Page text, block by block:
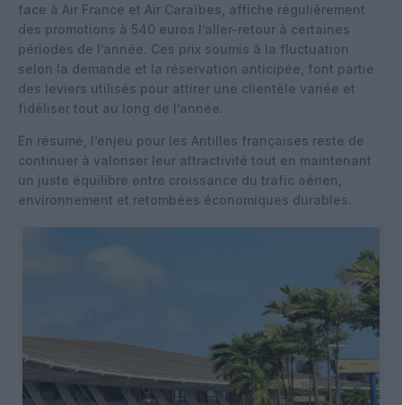
face à Air France et Air Caraïbes, affiche régulièrement
des promotions à 540 euros l’aller-retour à certaines
périodes de l’année. Ces prix soumis à la fluctuation
selon la demande et la réservation anticipée, font partie
des leviers utilisés pour attirer une clientèle variée et
fidéliser tout au long de l’année.
En résumé, l’enjeu pour les Antilles françaises reste de
continuer à valoriser leur attractivité tout en maintenant
un juste équilibre entre croissance du trafic aérien,
environnement et retombées économiques durables.